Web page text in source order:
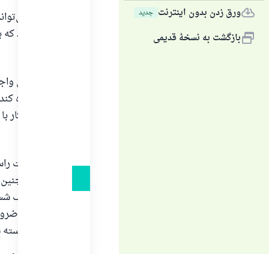
ورق زدن بدون اینترنت جديد
بازگشت به نسخهٔ قدیمی
کسی که
را انجام دهد
وضو و غسل
خود استفاده
باید در این
اما برای
وضو، و
مسح برخلاف
همراه با این
حتماً باید